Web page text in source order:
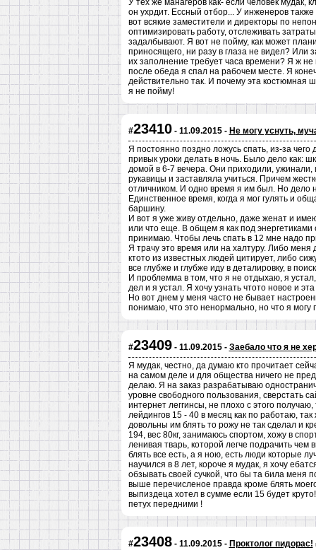
У тех же манагеров как- если человек мудак,
он ухрдит. Ессный отбор... У инженеров
вот всякие заместители и директоры по
оптимизировать работу, отслеживать
задалбывают. Я вот не пойму, как может
приносящего, ни разу в глаза не видел? Или
их заполнение требует часа времени? Я ж не
после обеда я спал на рабочем месте. Я
действительно так. И почему эта костюмная
я не пойму!
#23410- 11.09.2015 - Не могу уснуть,
Я постоянно поздно ложусь спать, из-за
привык уроки делать в ночь. Было дело как:
домой в 6-7 вечера. Они приходили,
рукавицы и заставляла учиться. Причем
отличником. И одно время я им был. Но дело
Единственное время, когда я мог гулять и
баршину.
И вот я уже живу отдельно, даже женат и
или что еще. В общем я как под
принимаю. Чтобы лечь спать в 12 мне надо
Я трачу это время или на халтуру. Либо
ктото из известных людей цитирует, либо
все глубже и глубже иду в деталировку, в
И проблемма в том, что я не отдыхаю, я
дел и я устал. Я хочу узнать чтото новое и
Но вот днем у меня часто не бывает
понимаю, что это ненормально, но что я могу
#23409- 11.09.2015 - Заебало что я не
Я мудак, честно, да думаю кто прочитает
на самом деле и для общества ничего не
делаю. Я на заказ разрабатываю
уровне свободного пользования, сверстать
интернет леггинсы, не плохо с этого
лейдингов 15 - 40 в месяц как по работаю,
довольны им блять то рожу не так сделал и
194, вес 80кг, занимаюсь спортом, хожу в
ленивая тварь, которой легче подрачить
блять все есть, а я ною, есть люди которые
научился в 8 лет, короче я мудак, я хочу
обзывать своей сучкой, что бы та била меня
выше перечисленое правда кроме блять
выпиздеца хотел в сумме если 15 будет
петух передними !
#23408- 11.09.2015 - Проктолог пидорас!